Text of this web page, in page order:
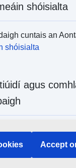
shóisialta
cuntais an
shóisialta
agus
chuid an Aontais
Accept